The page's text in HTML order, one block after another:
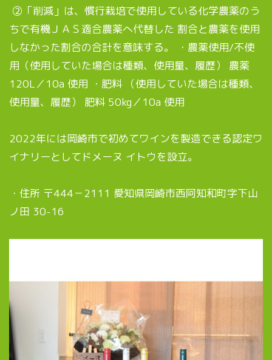
②「削減」は、慣行栽培で使用している化学農薬のう
ちで有機ＪＡＳ適合農薬へ代替した 割合と農薬を使用
しなかった割合の合計を意味する。 ・農薬使用/不使
用（使用していた場合は種類、使用量、履歴） 農薬
120L／10a 使用 ・肥料 （使用していた場合は種類、
使用量、履歴） 肥料 50kg／10a 使用
2022年には岡崎市で初めてワインを製造できる認定ワ
イナリーとしてドメーヌ イトウを設立。
・住所 〒444－2111 愛知県岡崎市西阿知和町字下山
ノ田 30-16